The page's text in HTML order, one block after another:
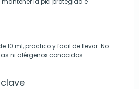
la piel protegida e
10 ml, práctico y fácil de llevar. No
ni alérgenos conocidos.